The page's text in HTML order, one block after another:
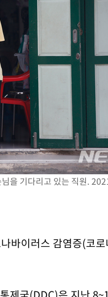
을 기다리고 있는 직원.
바이러스 감염증(코